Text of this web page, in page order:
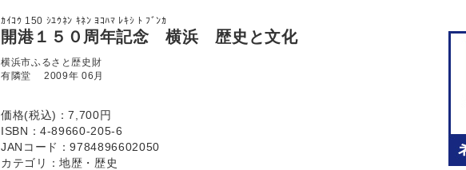
ｶｲｺｳ 150 ｼﾕｳﾈﾝ ｷﾈﾝ ﾖｺﾊﾏ ﾚｷｼ ﾄ ﾌﾞﾝｶ
開港１５０周年記念 横浜 歴史と文化
横浜市ふるさと歴史財
有隣堂 2009年 06月
価格(税込)：7,700円
ISBN：4-89660-205-6
JANコード：9784896602050
カテゴリ：地歴・歴史